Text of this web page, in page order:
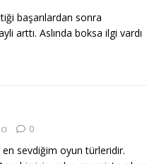
başarılardan sonra
arttı. Aslında boksa ilgi vardı
0
en sevdiğim oyun türleridir.